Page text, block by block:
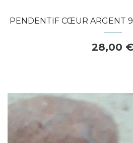
PENDENTIF CŒUR ARGENT
28,00